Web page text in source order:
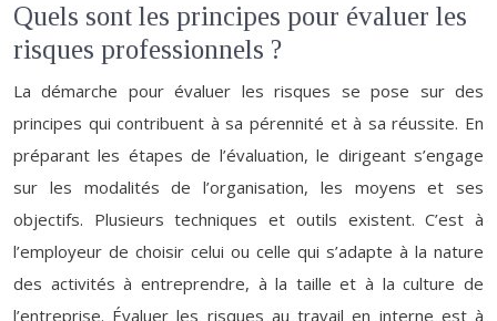
Quels sont les principes pour évaluer les
risques professionnels ?
La démarche pour évaluer les risques se pose sur des
principes qui contribuent à sa pérennité et à sa réussite. En
préparant les étapes de l’évaluation, le dirigeant s’engage
sur les modalités de l’organisation, les moyens et ses
objectifs. Plusieurs techniques et outils existent. C’est à
l’employeur de choisir celui ou celle qui s’adapte à la nature
des activités à entreprendre, à la taille et à la culture de
l’entreprise. Évaluer les risques au travail en interne est à